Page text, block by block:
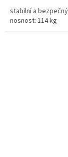
stabilní a
nosnost: 114 kg